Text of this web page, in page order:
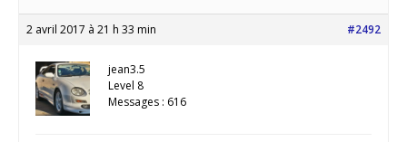
2 avril 2017 à 21 h 33 min #2492
jean3.5
Level 8
Messages : 616